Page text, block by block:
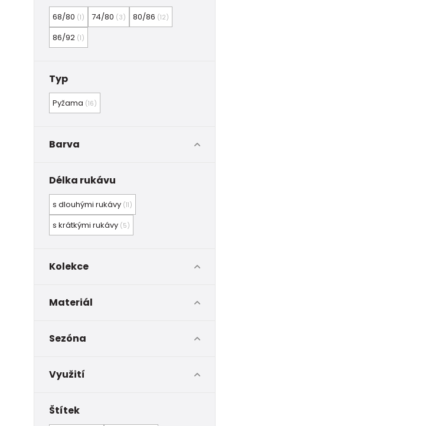
68/80 (1) 74/80 (3) 80/86 (12)
86/92 (1)
Typ
Pyžama (16)
Barva
Délka rukávu
s dlouhými rukávy (11)
s krátkými rukávy (5)
Kolekce
Materiál
Sezóna
Využití
Štítek